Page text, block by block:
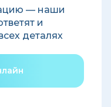
— наши
и
деталях